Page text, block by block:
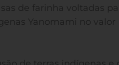
de farinha voltadas
Yanomami no valor